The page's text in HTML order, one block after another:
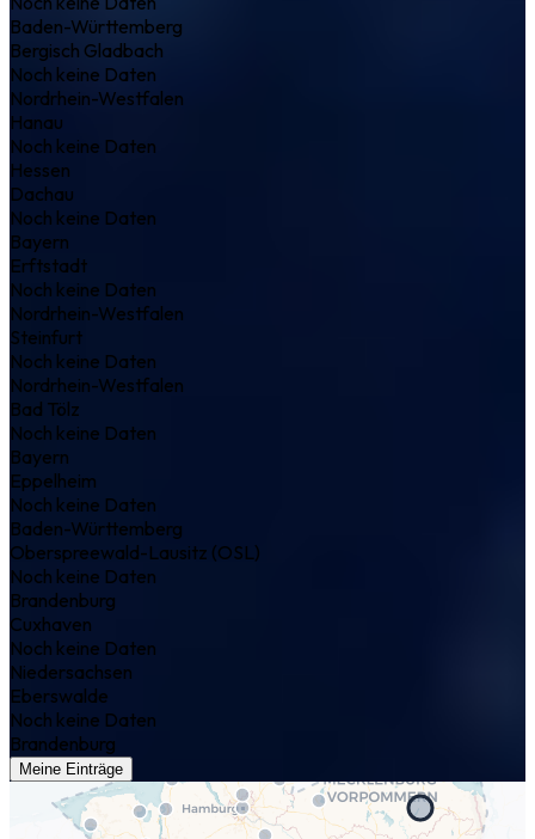
Baden-Württemberg
Bergisch Gladbach
Noch keine Daten
Nordrhein-Westfalen
Hanau
Noch keine Daten
Hessen
Dachau
Noch keine Daten
Bayern
Erftstadt
Noch keine Daten
Nordrhein-Westfalen
Steinfurt
Noch keine Daten
Nordrhein-Westfalen
Bad Tölz
Noch keine Daten
Bayern
Eppelheim
Noch keine Daten
Baden-Württemberg
Oberspreewald-Lausitz (OSL)
Noch keine Daten
Brandenburg
Cuxhaven
Noch keine Daten
Niedersachsen
Eberswalde
Noch keine Daten
Brandenburg
Meine Einträge